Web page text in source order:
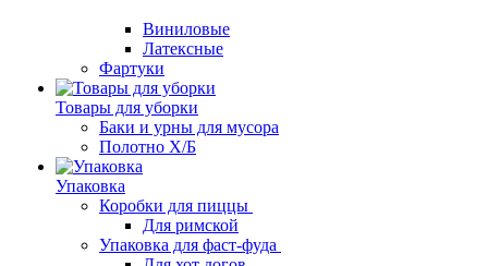
Виниловые
Латексные
Фартуки
Товары для уборки
Баки и урны для мусора
Полотно Х/Б
Упаковка
Коробки для пиццы
Для римской
Упаковка для фаст-фуда